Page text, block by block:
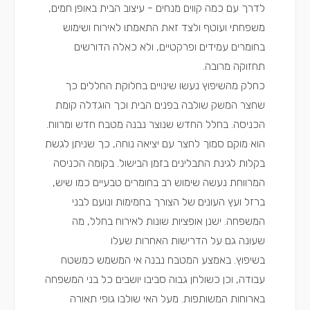
לדרך עם כמה קווים מנחים - עיצוב הבית באופן חמים,
משפחתי ועוטף ולצד זאת התאמתו לאירוח ושימוש
בחומרים עמידים ופרקטיים, ולא כאלה הדורשים
תחזוקה מרובה.
כחלק מהשיפוץ נעשו שינויים בחלוקת החללים כך
שחצר המשק שולבה בפנים הבית וכך הוגדלה קומת
הכניסה. בחלל החדש שנוצר נבנה מטבח חדש ומרווח.
הוא מוקם סמוך לחצר עם יציאה נוחה, כך שניתן לגשת
בקלות לגינת התבלינים בזמן הבישול. בקומה הכניסה
המרווחת נעשה שימוש רב בחומרים טבעיים כמו שיש,
ברזל ועץ העונים של הצורך בחמימות ונועם לבני
המשפחה. ישנן אופציות שונות לאירוח בחלל, מה
שעונה גם על הדרישות האחרות שעלו
בשיפוץ. באמצע המטבח נבנה אי המשמש כמשטח
עבודה, וכן כשולחן גבוה סביבו יושבים כל בני המשפחה
בארוחות המשותפות. מעל האי שולבו גופי תאורה